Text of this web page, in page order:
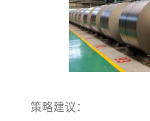
策略建议：